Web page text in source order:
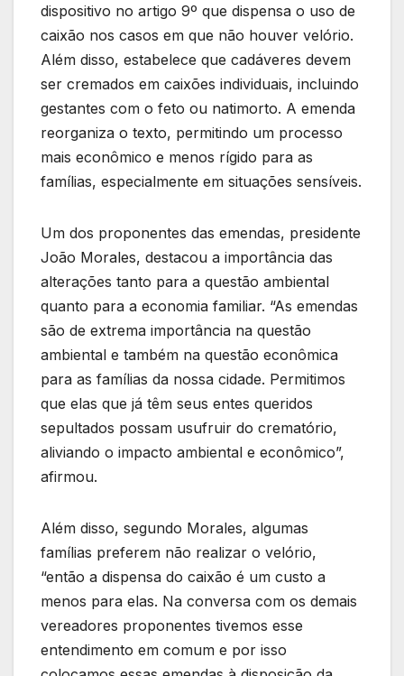
dispositivo no artigo 9º que dispensa o uso de
caixão nos casos em que não houver velório.
Além disso, estabelece que cadáveres devem
ser cremados em caixões individuais, incluindo
gestantes com o feto ou natimorto. A emenda
reorganiza o texto, permitindo um processo
mais econômico e menos rígido para as
famílias, especialmente em situações sensíveis.
Um dos proponentes das emendas, presidente
João Morales, destacou a importância das
alterações tanto para a questão ambiental
quanto para a economia familiar. “As emendas
são de extrema importância na questão
ambiental e também na questão econômica
para as famílias da nossa cidade. Permitimos
que elas que já têm seus entes queridos
sepultados possam usufruir do crematório,
aliviando o impacto ambiental e econômico”,
afirmou.
Além disso, segundo Morales, algumas
famílias preferem não realizar o velório,
“então a dispensa do caixão é um custo a
menos para elas. Na conversa com os demais
vereadores proponentes tivemos esse
entendimento em comum e por isso